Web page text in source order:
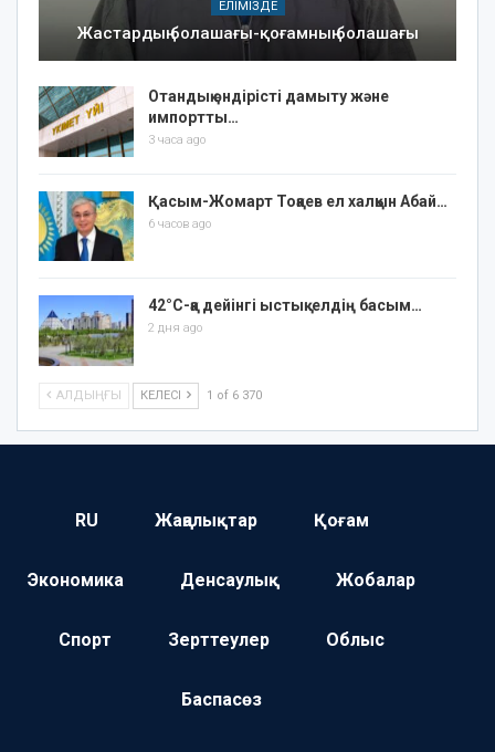
ЕЛІМІЗДЕ
Жастардың болашағы-қоғамның болашағы
Отандық өндірісті дамыту және
импортты…
3 часа ago
Қасым-Жомарт Тоқаев ел халқын Абай…
6 часов ago
42°C-қа дейінгі ыстық: елдің басым…
2 дня ago
АЛДЫҢҒЫ КЕЛЕСІ 1 of 6 370
RU Жаңалықтар Қоғам
Экономика Денсаулық Жобалар
Спорт Зерттеулер Облыс
Баспасөз